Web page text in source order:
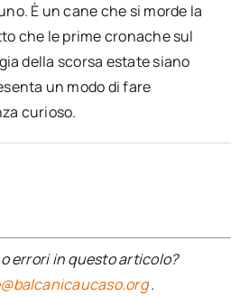
È un cane che si morde la
che le prime cronache sul
della scorsa estate siano
un modo di fare
curioso.
errori in questo articolo?
.